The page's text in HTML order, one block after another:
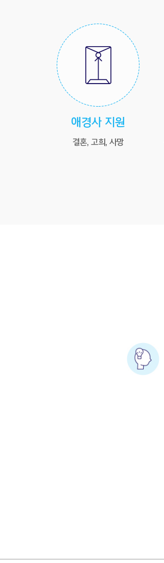
애경사 지원
결혼, 고희, 사망